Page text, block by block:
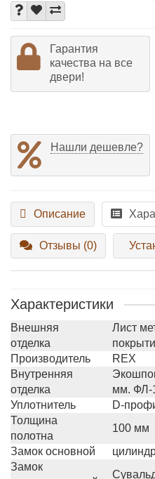
Гарантия
качества на все
двери!
Нашли дешевле?
Описание
Отзывы (0)
Характеристики
Внешняя
отделка
Лист
Производитель
REX
Внутренняя
отделка
мм. ФЛ-
Уплотнитель
D-
Толщина
полотна
100 мм
Замок основной
Замок